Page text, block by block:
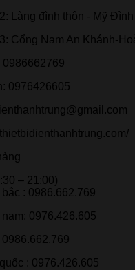
Làng đình thôn - Mỹ Đình
Cổng Nam An Khánh-
0986662769
0976426605
– 21:00)
: 0986.662.769
0976.426.605
: 0976.426.605